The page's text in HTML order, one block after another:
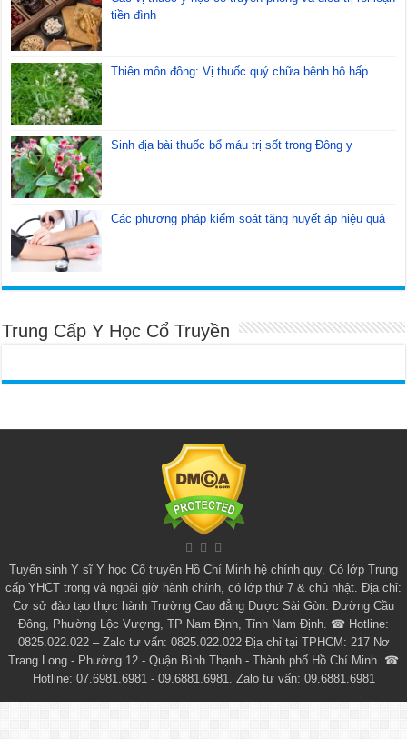
tiền đình
Thiên môn đông: Vị thuốc quý chữa bệnh hô hấp
Sinh địa bài thuốc bổ máu trị sốt trong Đông y
Các phương pháp kiểm soát tăng huyết áp hiệu quả
Trung Cấp Y Học Cổ Truyền
Tuyển sinh Y sĩ Y học Cổ truyền Hồ Chí Minh hệ chính quy. Có lớp Trung
cấp YHCT trong và ngoài giờ hành chính, có lớp thứ 7 & chủ nhật. Địa chỉ:
Cơ sở đào tạo thực hành Trường Cao đẳng Dược Sài Gòn: Đường Cầu
Đông, Phường Lộc Vượng, TP Nam Định, Tỉnh Nam Định. ☎ Hotline:
0825.022.022 – Zalo tư vấn: 0825.022.022 Địa chỉ tại TPHCM: 217 Nơ
Trang Long - Phường 12 - Quận Bình Thạnh - Thành phố Hồ Chí Minh. ☎
Hotline: 07.6981.6981 - 09.6881.6981. Zalo tư vấn: 09.6881.6981